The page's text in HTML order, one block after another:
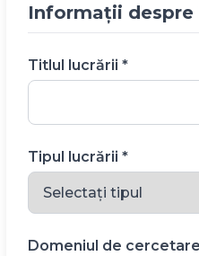
Informații despre
Titlul lucrării *
Tipul lucrării *
Domeniul de